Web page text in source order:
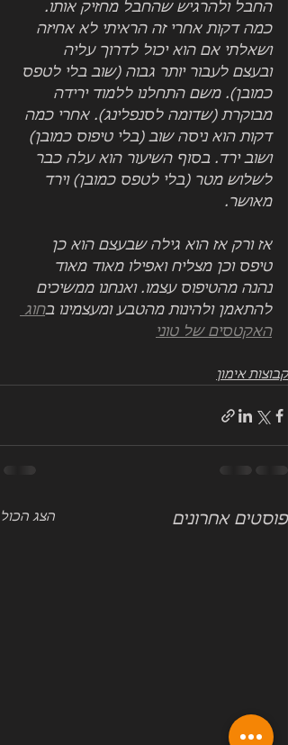
החבל ולהרגיש שהחבל מחזיק אותו.
כמה דקות אחרי זה הראיתי לא אחיזה
ושאלתי אם הוא יכול לדרוך עליה
ובעצם לעבור יותר גבוה (שוב בלי לטפס
כמובן). משם התחלנו ללמוד ירידה
מבוקרת (שדומה לסנפלינג). אחרי כמה
דקות הוא ניסה שוב (בלי טיפוס כמובן)
ושוב ירד. בסוף השיעור הוא עלה כבר
לשלוש מטר (בלי לטפס כמובן) וירד
מאושר.
אז ורק אז הוא גילה שבעצם הוא כן
טיפס וכן מצליח ואפילו מאוד מאוד
נהנה מהטיפוס עצמו. ואנחנו ממשיכים
להתאמן ולהינות מהטבע ומעצמינו בחוג
האקטסים של טוני
קבוצות אימון
פוסטים אחרונים הצג הכול